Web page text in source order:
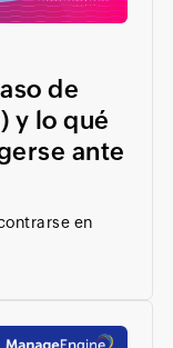
de
y lo qué
ante
en